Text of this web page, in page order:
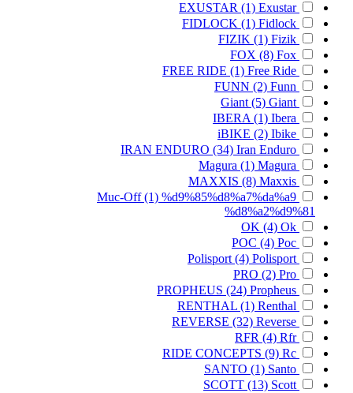
EXUSTAR (1) Exustar
FIDLOCK (1) Fidlock
FIZIK (1) Fizik
FOX (8) Fox
FREE RIDE (1) Free Ride
FUNN (2) Funn
Giant (5) Giant
IBERA (1) Ibera
iBIKE (2) Ibike
IRAN ENDURO (34) Iran Enduro
Magura (1) Magura
MAXXIS (8) Maxxis
Muc-Off (1) %d9%85%d8%a7%da%a9
%d8%a2%d9%81
OK (4) Ok
POC (4) Poc
Polisport (4) Polisport
PRO (2) Pro
PROPHEUS (24) Propheus
RENTHAL (1) Renthal
REVERSE (32) Reverse
RFR (4) Rfr
RIDE CONCEPTS (9) Rc
SANTO (1) Santo
SCOTT (13) Scott